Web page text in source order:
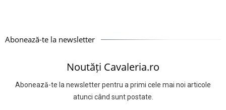
Abonează-te la newsletter
Noutăți Cavaleria.ro
Abonează-te la newsletter pentru a primi cele mai noi articole
atunci când sunt postate.